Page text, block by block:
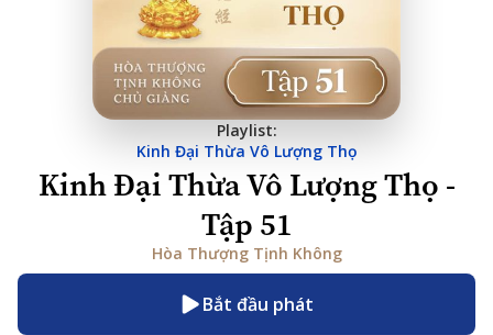
Playlist:
Kinh Đại Thừa Vô Lượng Thọ
Kinh Đại Thừa Vô Lượng Thọ -
Tập 51
Hòa Thượng Tịnh Không
Bắt đầu phát